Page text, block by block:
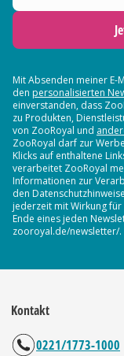
Mit Absenden meiner E-
den personalisierten
einverstanden, dass
zu Produkten,
von ZooRoyal und
ZooRoyal darf zur
Klicks auf enthaltene
verarbeitet ZooRoyal
Informationen zur
den
jederzeit mit Wirkung
Ende eines jeden
zooroyal.de/newsletter/.
Kontakt
0221/1773-1000